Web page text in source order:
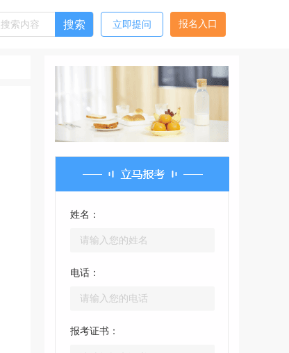
搜索 立即提问 报名入口
姓名：
电话：
报考证书：